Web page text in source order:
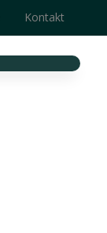
Kontakt